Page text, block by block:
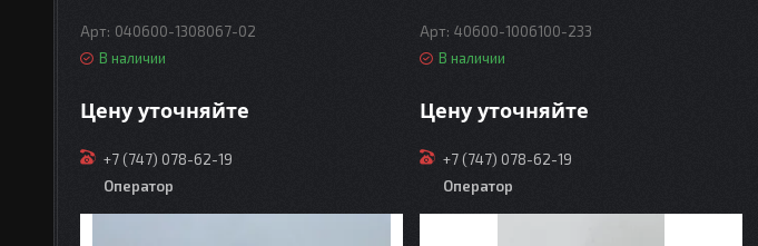
040600-1308067-02
В наличии
Цену уточняйте
+7 (747) 078-62-19
Оператор
40600-1006100-233
В наличии
Цену уточняйте
+7 (747) 078-62-19
Оператор